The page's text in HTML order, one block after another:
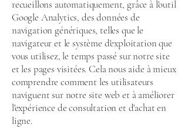
recueillons automatiquement, grâce à l'outil
Google Analytics, des données de
navigation génériques, telles que le
navigateur et le système d'exploitation que
vous utilisez, le temps passé sur notre site
et les pages visitées. Cela nous aide à mieux
comprendre comment les utilisateurs
naviguent sur notre site web et à améliorer
l'expérience de consultation et d'achat en
ligne.